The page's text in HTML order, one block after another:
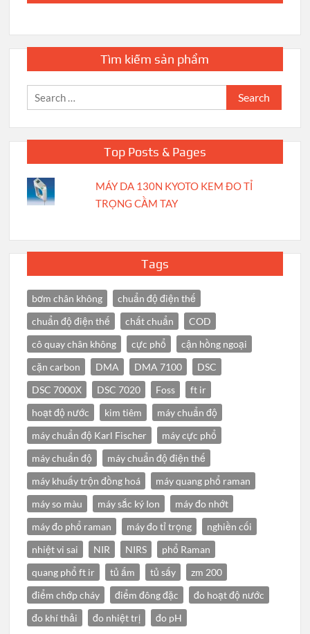
Tìm kiếm sản phẩm
Search
for:
Top Posts & Pages
MÁY DA 130N KYOTO KEM ĐO TỈ
TRỌNG CẦM TAY
Tags
bơm chân không
chuẩn độ điện thế
chuẩn độ điện thế
chất chuẩn
COD
cô quay chân không
cực phổ
cận hồng ngoại
cặn carbon
DMA DMA 7100
DSC
DSC 7000X
DSC 7020 Foss
ft ir
hoạt độ nước
kim tiêm
máy chuẩn độ
máy chuẩn độ Karl Fischer
máy cực phổ
máy chuẩn độ
máy chuẩn độ điện thế
máy khuấy trộn đồng hoá
máy quang phổ raman
máy so màu
máy sắc ký Ion
máy đo nhớt
máy đo phổ raman
máy đo tỉ trọng
nghiền cối
nhiệt vi sai
NIR NIRS
phổ Raman
quang phổ ft ir
tủ ấm tủ sấy
zm 200
điểm chớp cháy
điểm đông đặc
đo hoạt độ nước
đo khí thải
đo nhiệt trị đo pH